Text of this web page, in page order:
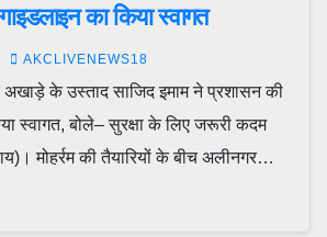
का किया स्वागत
AKCLIVENEWS18
के उस्ताद साजिद इमाम ने प्रशासन की
स्वागत, बोले– सुरक्षा के लिए जरूरी कदम
मोहर्रम की तैयारियों के बीच अलीनगर…